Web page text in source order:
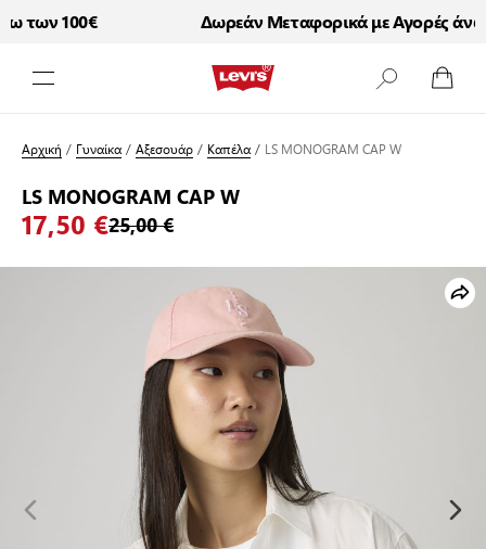
των 100€ Δωρεάν Μεταφορικά με Αγορές άνω
Αρχική / Γυναίκα/Αξεσουάρ/ Καπέλα/ LS MONOGRAM CAP W
LS MONOGRAM CAP W
17,50 €25,00 €